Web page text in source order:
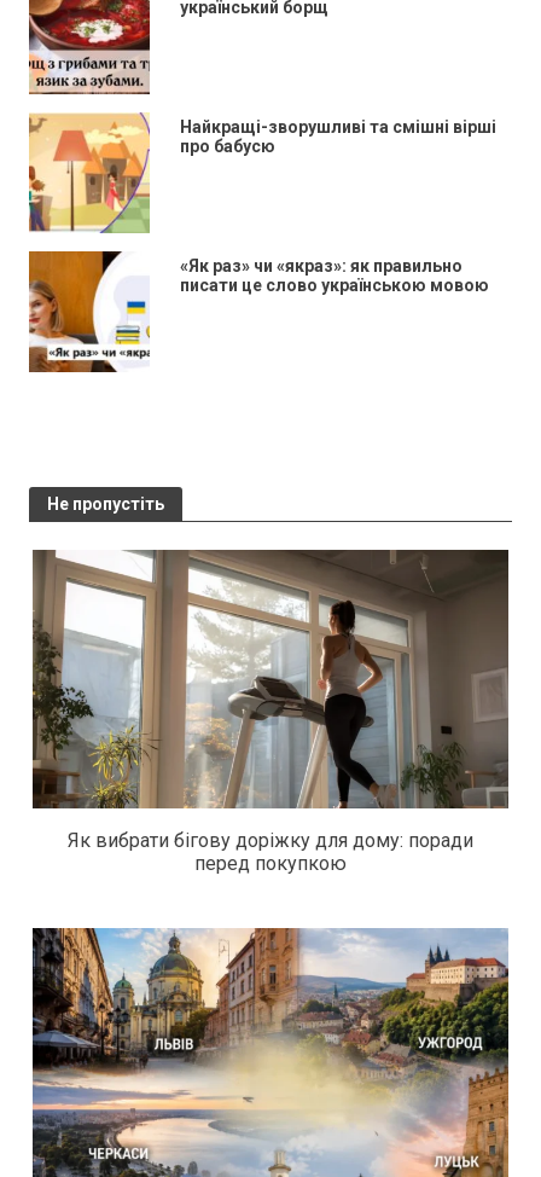
український борщ
Найкращі-зворушливі та смішні вірші
про бабусю
«Як раз» чи «якраз»: як правильно
писати це слово українською мовою
Не пропустіть
Як вибрати бігову доріжку для дому: поради
перед покупкою